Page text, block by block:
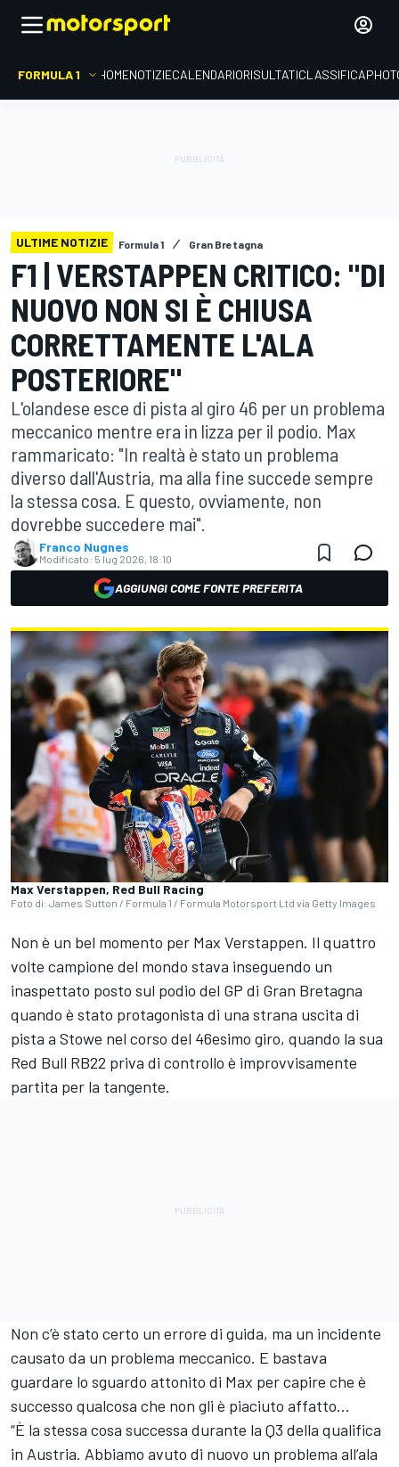
FORMULA 1 HOMENOTIZIECALENDARIORISULTATICLASSIFICA
ULTIME NOTIZIE Formula 1 Gran Bretagna
F1 | VERSTAPPEN CRITICO: "DI
NUOVO NON SI È CHIUSA
CORRETTAMENTE L'ALA
POSTERIORE"
L'olandese esce di pista al giro 46 per un problema
meccanico mentre era in lizza per il podio. Max
rammaricato: "In realtà è stato un problema
diverso dall'Austria, ma alla fine succede sempre
la stessa cosa. E questo, ovviamente, non
dovrebbe succedere mai".
Franco Nugnes
Modificato: 5 lug 2026, 18:10
AGGIUNGI COME FONTE PREFERITA
Max Verstappen, Red Bull Racing
Foto di: James Sutton / Formula 1 / Formula Motorsport Ltd via Getty Images
Non è un bel momento per Max Verstappen. Il quattro
volte campione del mondo stava inseguendo un
inaspettato posto sul podio del GP di Gran Bretagna
quando è stato protagonista di una strana uscita di
pista a Stowe nel corso del 46esimo giro, quando la sua
Red Bull RB22 priva di controllo è improvvisamente
partita per la tangente.
Non c’è stato certo un errore di guida, ma un incidente
causato da un problema meccanico. E bastava
guardare lo sguardo attonito di Max per capire che è
successo qualcosa che non gli è piaciuto affatto...
“È la stessa cosa successa durante la Q3 della qualifica
in Austria. Abbiamo avuto di nuovo un problema all’ala